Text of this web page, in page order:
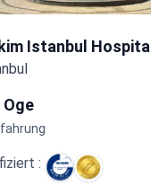
Istanbul Hospital
Oge
: